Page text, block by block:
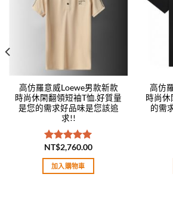
高仿羅意威Loewe男款新款
時尚休閑翻領短袖T恤.好質量
是您的需求好品味是您該追
求!!
評分5.00
滿分 5
NT$2,760.00
加入購物車
高仿
時尚
的需